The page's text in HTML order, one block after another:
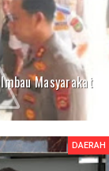
Masyarakat
DAERAH